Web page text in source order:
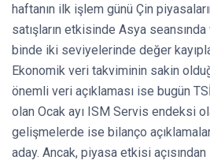
haftanın ilk işlem günü Çin
satışların etkisinde Asya
binde iki seviyelerinde değer
Ekonomik veri takviminin sakin
önemli veri açıklaması ise bugün
olan Ocak ayı ISM Servis endeksi
gelişmelerde ise bilanço
aday. Ancak, piyasa etkisi